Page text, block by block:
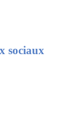
sociaux